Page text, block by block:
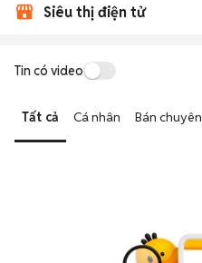
Siêu thị điện tử
Tin có video
Tất cả Cá nhân Bán chuyên